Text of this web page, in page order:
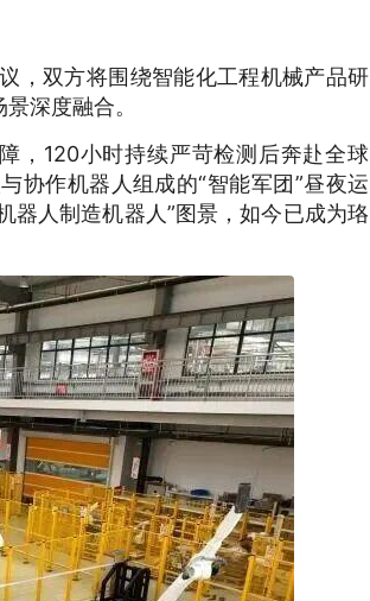
，双方将围绕智能化工程机械产品研
深度融合。
，120小时持续严苛检测后奔赴全球
作机器人组成的“智能军团”昼夜运
器人制造机器人”图景，如今已成为珞